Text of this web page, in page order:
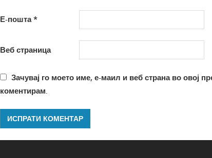
Е-пошта*
Веб страница
Зачувај го моето име, е-маил и веб страна во овој
коментирам.